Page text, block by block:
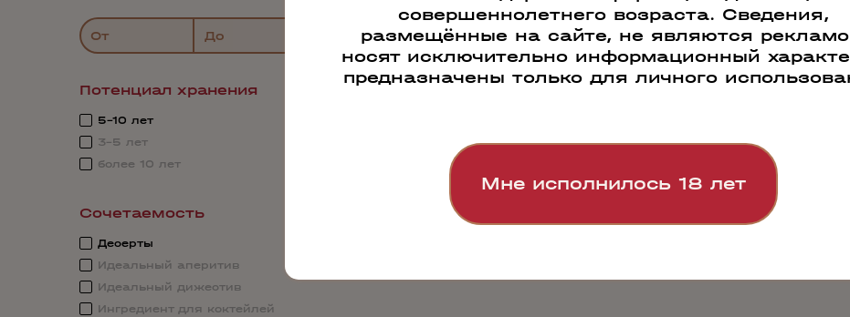
От До
Потенциал хранения
5-10 лет
3-5 лет
более 10 лет
Сочетаемость
Десерты
Идеальный аперитив
Идеальный дижестив
Ингредиент для коктейлей
совершеннолетнего возраста. Сведения,
размещённые на сайте, не являются
носят исключительно информационный
предназначены только для личного
Мне исполнилось 18 лет